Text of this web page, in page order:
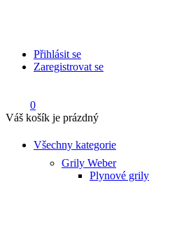
Přihlásit se
Zaregistrovat se
0
Váš košík je prázdný
Všechny kategorie
Grily Weber
Plynové grily